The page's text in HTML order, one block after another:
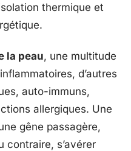
thermique et
la peau, une multitude
d’autres
auto-immuns,
allergiques. Une
gêne passagère,
contraire, s’avérer